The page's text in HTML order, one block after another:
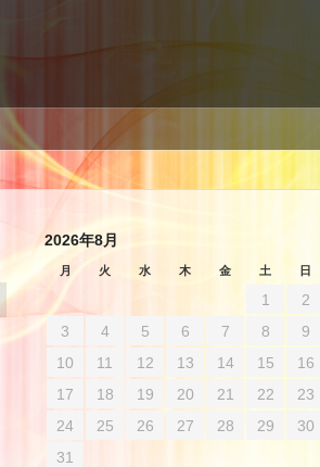
2026年8月
月 火 水 木 金 土 日
1
2
3
4 5 6 7 8
9
10
11 12 13 14 15
16
17
18 19 20 21 22
23
24
25 26 27 28 29
30
31